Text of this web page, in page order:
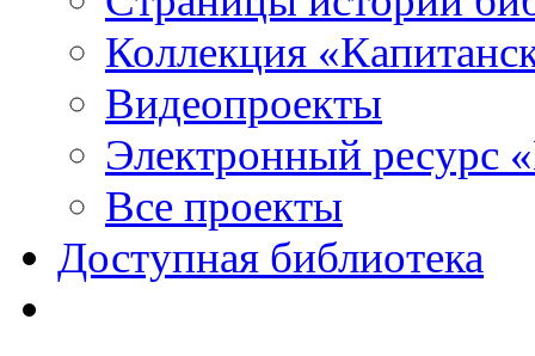
Коллекция
Видеопроекты
Электронный ресурс
Все проекты
Доступная библиотека